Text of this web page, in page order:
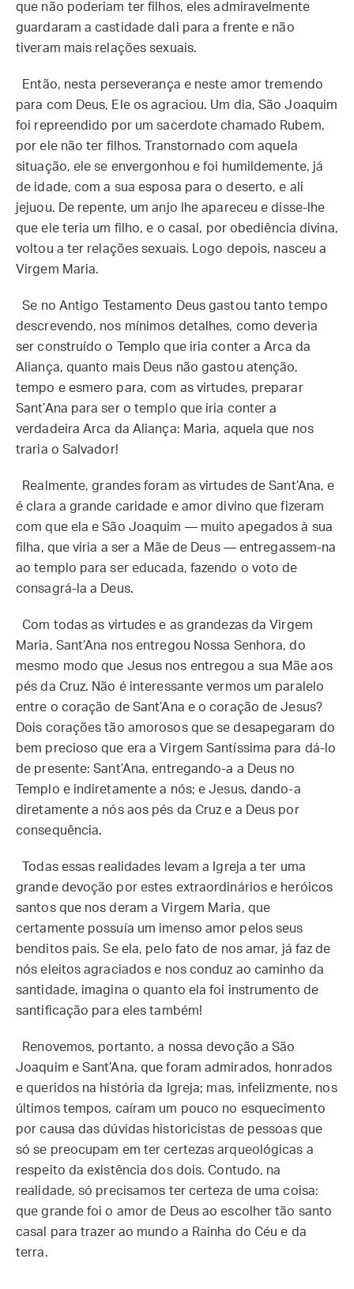
que não poderiam ter filhos, eles admiravelmente
guardaram a castidade dali para a frente e não
tiveram mais relações sexuais.
Então, nesta perseverança e neste amor tremendo
para com Deus, Ele os agraciou. Um dia, São Joaquim
foi repreendido por um sacerdote chamado Rubem,
por ele não ter filhos. Transtornado com aquela
situação, ele se envergonhou e foi humildemente, já
de idade, com a sua esposa para o deserto, e ali
jejuou. De repente, um anjo lhe apareceu e disse-lhe
que ele teria um filho, e o casal, por obediência divina,
voltou a ter relações sexuais. Logo depois, nasceu a
Virgem Maria.
Se no Antigo Testamento Deus gastou tanto tempo
descrevendo, nos mínimos detalhes, como deveria
ser construído o Templo que iria conter a Arca da
Aliança, quanto mais Deus não gastou atenção,
tempo e esmero para, com as virtudes, preparar
Sant’Ana para ser o templo que iria conter a
verdadeira Arca da Aliança: Maria, aquela que nos
traria o Salvador!
Realmente, grandes foram as virtudes de Sant’Ana, e
é clara a grande caridade e amor divino que fizeram
com que ela e São Joaquim — muito apegados à sua
filha, que viria a ser a Mãe de Deus — entregassem-na
ao templo para ser educada, fazendo o voto de
consagrá-la a Deus.
Com todas as virtudes e as grandezas da Virgem
Maria, Sant’Ana nos entregou Nossa Senhora, do
mesmo modo que Jesus nos entregou a sua Mãe aos
pés da Cruz. Não é interessante vermos um paralelo
entre o coração de Sant’Ana e o coração de Jesus?
Dois corações tão amorosos que se desapegaram do
bem precioso que era a Virgem Santíssima para dá-lo
de presente: Sant’Ana, entregando-a a Deus no
Templo e indiretamente a nós; e Jesus, dando-a
diretamente a nós aos pés da Cruz e a Deus por
consequência.
Todas essas realidades levam a Igreja a ter uma
grande devoção por estes extraordinários e heróicos
santos que nos deram a Virgem Maria, que
certamente possuía um imenso amor pelos seus
benditos pais. Se ela, pelo fato de nos amar, já faz de
nós eleitos agraciados e nos conduz ao caminho da
santidade, imagina o quanto ela foi instrumento de
santificação para eles também!
Renovemos, portanto, a nossa devoção a São
Joaquim e Sant’Ana, que foram admirados, honrados
e queridos na história da Igreja; mas, infelizmente, nos
últimos tempos, caíram um pouco no esquecimento
por causa das dúvidas historicistas de pessoas que
só se preocupam em ter certezas arqueológicas a
respeito da existência dos dois. Contudo, na
realidade, só precisamos ter certeza de uma coisa:
que grande foi o amor de Deus ao escolher tão santo
casal para trazer ao mundo a Rainha do Céu e da
terra.